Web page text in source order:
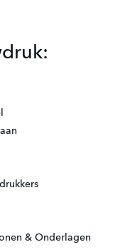
& Onderlagen